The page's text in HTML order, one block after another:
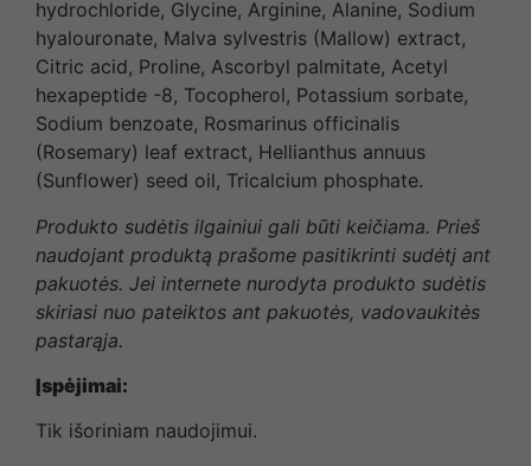
hydrochloride, Glycine, Arginine, Alanine, Sodium
hyalouronate, Malva sylvestris (Mallow) extract,
Citric acid, Proline, Ascorbyl palmitate, Acetyl
hexapeptide -8, Tocopherol, Potassium sorbate,
Sodium benzoate, Rosmarinus officinalis
(Rosemary) leaf extract, Hellianthus annuus
(Sunflower) seed oil, Tricalcium phosphate.
Produkto sudėtis ilgainiui gali būti keičiama. Prieš
naudojant produktą prašome pasitikrinti sudėtį ant
pakuotės. Jei internete nurodyta produkto sudėtis
skiriasi nuo pateiktos ant pakuotės, vadovaukitės
pastarąja.
Įspėjimai:
Tik išoriniam naudojimui.